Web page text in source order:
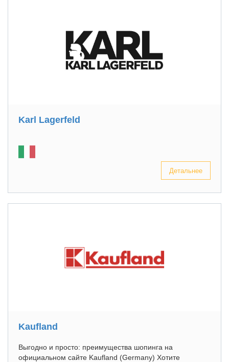
Karl Lagerfeld
Детальнее
Kaufland
Выгодно и просто: преимущества шопинга на
официальном сайте Kaufland (Germany) Хотите